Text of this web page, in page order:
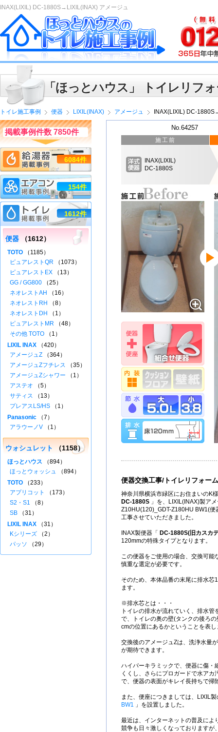
INAX(LIXIL) DC-1880S→LIXIL(INAX) アメージュ
「ほっとハウス」 トイレリフ
トイレ施工事例 便器 LIXIL(INAX) アメージュ INAX(LIXIL) DC-
No.64257
施工前
INAX(LIXIL)
DC-1880S
便器交換工事/トイレリフォーム
神奈川県横浜市緑区にお住まいのK
DC-1880S 」を、LIXIL(INAX)製ア
Z10HU(120)_GDT-Z180HU BW1(便
工事させていただきました。
INAX製便器「
DC-1880S(旧カスカ
120mmの特殊タイプとなります。
この便器をご使用の場合、交換可能
慎重な選定が必要です。
そのため、本体品番の末尾に排水芯
ます。
※排水芯とは・・・
トイレの排水が流れていく、排水
で、トイレの奥の壁(タンクの後ろ
cmの位置にあるかということを表し
交換後のアメージュZは、洗浄水量
が期待できます。
ハイパーキラミックで、便器に傷・
くくし、さらにプロガードで水アカ
で、便器の表面がキレイ長持ちで掃
また、便座につきましては、LIXIL
BW1 」を設置しました。
最近は、インターネットの普及によ
競争も日々激しくなっておりますが
掲載事例件数 7850件
6084件
154件
1612件
便器 （1612）
TOTO （1185）
ピュアレストQR （1073）
ピュアレストEX （13）
GG / GG800 （25）
ネオレストAH
（16）
ネオレストRH
（8）
ネオレストDH
（1）
ピュアレストMR （48）
その他 TOTO （1）
LIXIL INAX （420）
アメージュZ （364）
アメージュZフチレス （35）
アメージュZシャワー （1）
アステオ （5）
サティス （13）
プレアスLS/HS （1）
Panasonic （7）
アラウーノV （1）
ウォシュレット （1158）
ほっとハウス （894）
ほっとウォッシュ （894）
TOTO （233）
アプリコット
（173）
S2・S1 （8）
SB （31）
LIXIL INAX （31）
Kシリーズ （2）
パッソ （29）